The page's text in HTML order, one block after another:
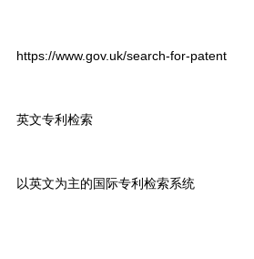
https://www.gov.uk/search-for-patent
英文专利检索
以英文为主的国际专利检索系统